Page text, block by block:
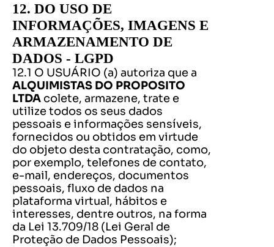
12. DO USO DE
INFORMAÇÕES, IMAGENS E
ARMAZENAMENTO DE
DADOS - LGPD
12.1 O USUÁRIO (a) autoriza que a
ALQUIMISTAS DO PROPOSITO
LTDA colete, armazene, trate e
utilize todos os seus dados
pessoais e informações sensíveis,
fornecidos ou obtidos em virtude
do objeto desta contratação, como,
por exemplo, telefones de contato,
e-mail, endereços, documentos
pessoais, fluxo de dados na
plataforma virtual, hábitos e
interesses, dentre outros, na forma
da Lei 13.709/18 (Lei Geral de
Proteção de Dados Pessoais);